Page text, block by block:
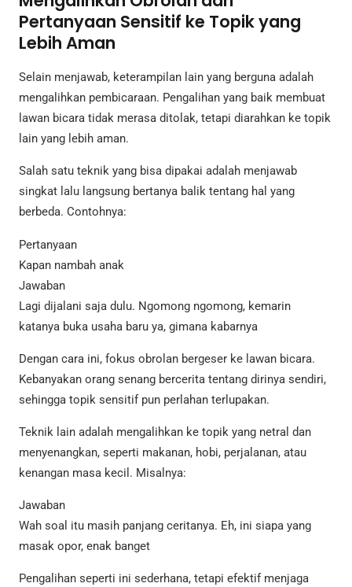
Pertanyaan Sensitif ke Topik yang
Lebih Aman
Selain menjawab, keterampilan lain yang berguna adalah
mengalihkan pembicaraan. Pengalihan yang baik membuat
lawan bicara tidak merasa ditolak, tetapi diarahkan ke topik
lain yang lebih aman.
Salah satu teknik yang bisa dipakai adalah menjawab
singkat lalu langsung bertanya balik tentang hal yang
berbeda. Contohnya:
Pertanyaan
Kapan nambah anak
Jawaban
Lagi dijalani saja dulu. Ngomong ngomong, kemarin
katanya buka usaha baru ya, gimana kabarnya
Dengan cara ini, fokus obrolan bergeser ke lawan bicara.
Kebanyakan orang senang bercerita tentang dirinya sendiri,
sehingga topik sensitif pun perlahan terlupakan.
Teknik lain adalah mengalihkan ke topik yang netral dan
menyenangkan, seperti makanan, hobi, perjalanan, atau
kenangan masa kecil. Misalnya:
Jawaban
Wah soal itu masih panjang ceritanya. Eh, ini siapa yang
masak opor, enak banget
Pengalihan seperti ini sederhana, tetapi efektif menjaga